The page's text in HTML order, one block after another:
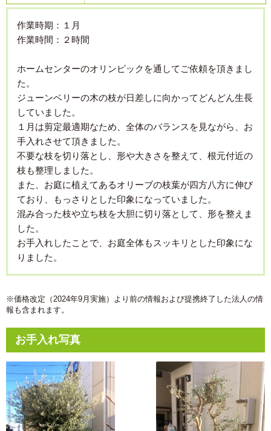
作業時期：１月
作業時間：２時間
ホームセンターのオリンピックを通してご依頼を頂きまし
た。
ジューンベリーの木の枝が日差しに向かってどんどん生長
していました。
１月は剪定最適期なため、全体のバランスを見ながら、お
手入れさせて頂きました。
不要な枝を切り落とし、形や大きさを整えて、根元付近の
枝も整理しました。
また、お庭に植えてあるオリーブの枝葉が四方八方に伸び
ており、もっさりとした印象になっていました。
混み合った枝や立ち枝を大胆に切り落として、形を整えま
した。
お手入れしたことで、お庭全体もスッキリとした印象にな
りました。
※価格改定（2024年9月実施）より前の情報および提携終了した法人の情
報も含まれます。
お手入れ写真